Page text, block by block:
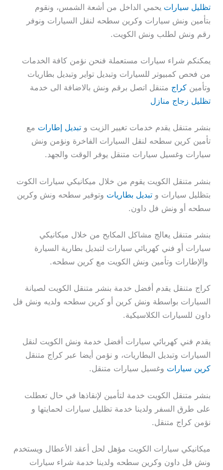
تظليل سيارات يحمي الداخل من أشعة الشمس، ونقوم
بتأمين ونش سيارات وكرين سطحه لنقل السيارات ونوفر
رقم ونش لطلب ونش الكويت.
يمكنكم شراء سيارات مستعملة فنحن نؤمن كافة الخدمات
من فحص كمبيوتر للسيارات وتبديل تواير وتبديل بطاريات
وتأمينكراج متنقل اتصل برقم ونش بالاضافة الى خدمة
تظليل زجاج منازل
بنشر متنقل يقدم خدمات تغيير الزيت وتبديل إطارات مع
تأمين كرين سطحه لنقل السيارات الفاخرة ونؤمن ونش
سيارات وغسيل سيارات متنقل يوفر الوقت والجهد.
بنشر متنقل الكويت يقوم من خلال ميكانيكي سيارات الكوت
بتظليل سيارات وتبديل بطاريات وتوفير سطحه ونش وكرين
سطحه أو ونش فل داون.
بنشر متنقل يعالج مشاكل المكابح من خلال ميكانيكي
سيارات أو فني كهربائي سيارات لتبديل بطارية السيارة
والإطارات وتأمين ونش الكويت مع كرين سطحه.
كراج متنقل يقدم أفضل خدمة بنشر متنقل الكويت لصيانة
السيارات بواسطة ونش كرين أو كرين سطحه ولديه ونش فل
داون للسيارات الكلاسيكية.
يقدم فني كهربائي سيارات أفضل خدمة ونش الكويت لنقل
السيارات وتبديل البطاريات، و نؤمن أيضا عبر كراج متنقل
كرين سيارات وغسيل سيارات متنقل.
بنشر متنقل الكويت خدمة لتأمين لإنقاذها في حال تعطلت
على طرق السفر ولدينا خدمة تظليل سيارات لحمايتها و
نؤمن كراج متنقل.
ميكانيكي سيارات الكويت مؤهل لحل أعقد الأعطال ويستخدم
ونش فل داون وكرين سطحه ولدينا خدمة شراء سيارات